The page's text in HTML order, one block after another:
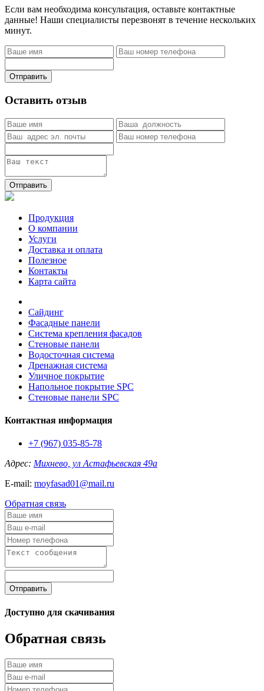
Если вам необходима консультация, оставьте контактные
данные! Наши специалисты перезвонят в течение нескольких
минут.
Отправить
Оставить отзыв
Отправить
Продукция
О компании
Услуги
Доставка и оплата
Полезное
Контакты
Карта сайта
Сайдинг
Фасадные панели
Система крепления фасадов
Стеновые панели
Водосточная система
Дренажная система
Уличное покрытие
Напольное покрытие SPC
Стеновые панели SPC
Контактная информация
+7 (967) 035-85-78
Адрес: Михнево, ул Астафьевская 49а
E-mail: moyfasad01@mail.ru
Обратная связь
Отправить
Доступно для скачивания
Обратная связь